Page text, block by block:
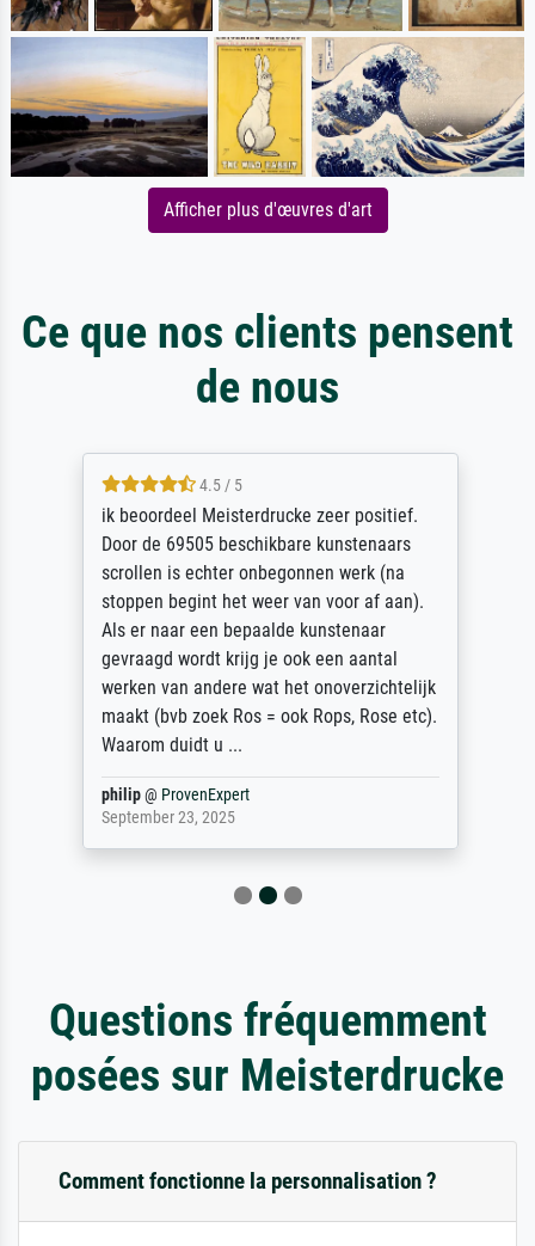
Afficher plus d'œuvres d'art
Ce que nos clients pensent
de nous
4.5 / 5
ik beoordeel Meisterdrucke zeer positief.
Door de 69505 beschikbare kunstenaars
scrollen is echter onbegonnen werk (na
stoppen begint het weer van voor af aan).
Als er naar een bepaalde kunstenaar
gevraagd wordt krijg je ook een aantal
werken van andere wat het onoverzichtelijk
maakt (bvb zoek Ros = ook Rops, Rose etc).
Waarom duidt u ...
philip@ ProvenExpert
September 23, 2025
Questions fréquemment
posées sur Meisterdrucke
Comment fonctionne la personnalisation ?